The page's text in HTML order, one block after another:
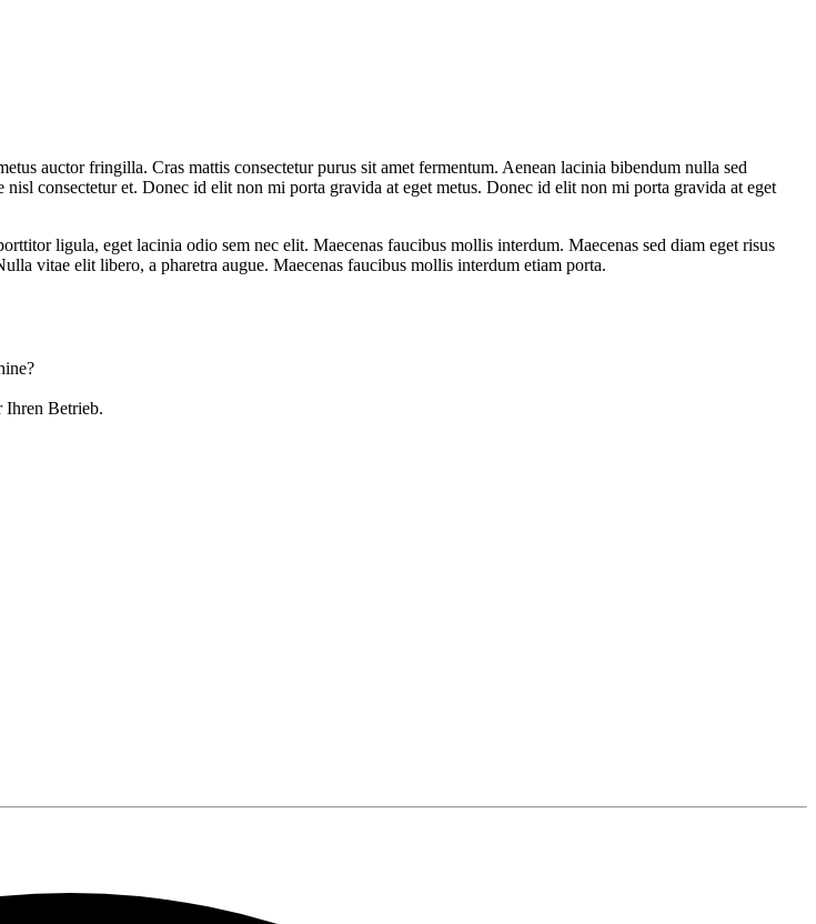
auctor fringilla. Cras mattis consectetur purus sit amet fermentum. Aenean lacinia bibendum nulla sed
consectetur et. Donec id elit non mi porta gravida at eget metus. Donec id elit non mi porta gravida at eget
ligula, eget lacinia odio sem nec elit. Maecenas faucibus mollis interdum. Maecenas sed diam eget risus
vitae elit libero, a pharetra augue. Maecenas faucibus mollis interdum etiam porta.
Ihren Betrieb.